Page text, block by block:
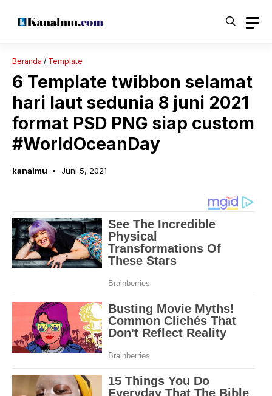
Beranda / Template
6 Template twibbon selamat
hari laut sedunia 8 juni 2021
format PSD PNG siap custom
#WorldOceanDay
kanalmu Juni 5, 2021